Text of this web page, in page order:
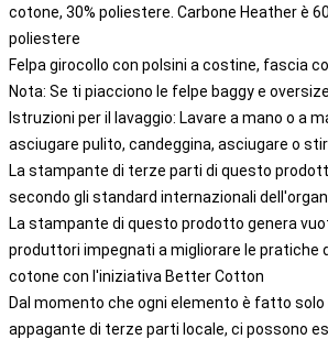
cotone, 30% poliestere. Carbone Heather è
poliestere
Felpa girocollo con polsini a costine, fascia
Nota: Se ti piacciono le felpe baggy e
Istruzioni per il lavaggio: Lavare a mano o a
asciugare pulito, candeggina, asciugare o
La stampante di terze parti di questo
secondo gli standard internazionali
La stampante di questo prodotto genera
produttori impegnati a migliorare le pratiche
cotone con l'iniziativa Better Cotton
Dal momento che ogni elemento è fatto solo
appagante di terze parti locale, ci possono